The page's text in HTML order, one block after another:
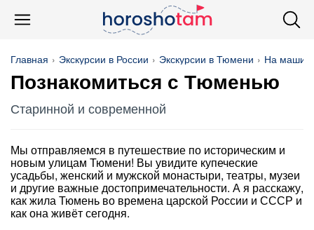
Главная Экскурсии в России Экскурсии в Тюмени На
Познакомиться с Тюменью
Старинной и современной
Мы отправляемся в путешествие по историческим и
новым улицам Тюмени! Вы увидите купеческие
усадьбы, женский и мужской монастыри, театры, музеи
и другие важные достопримечательности. А я расскажу,
как жила Тюмень во времена царской России и СССР и
как она живёт сегодня.